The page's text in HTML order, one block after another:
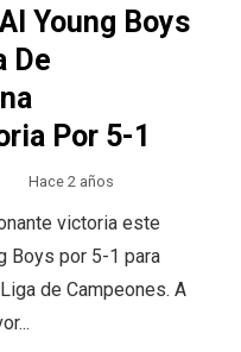
Young Boys
De
Por 5-1
Hace 2 años
victoria este
Boys por 5-1 para
de Campeones. A